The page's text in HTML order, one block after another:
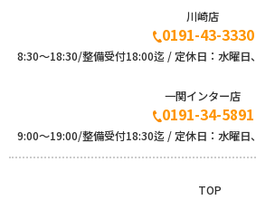
川崎店
0191-43-3330
8:30～18:30/整備受付18:00迄 / 定休日：水曜日
一関インター店
0191-34-5891
9:00〜19:00/整備受付18:30迄 / 定休日：水曜日
TOP